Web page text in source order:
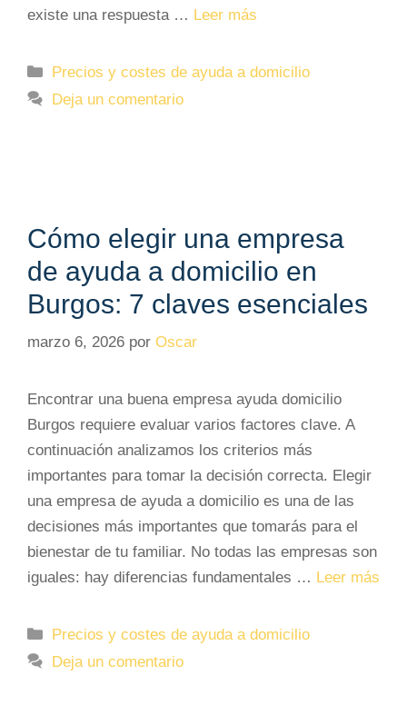
existe una respuesta … Leer más
Categorías
Precios y costes de ayuda a domicilio
Deja un comentario
Cómo elegir una empresa
de ayuda a domicilio en
Burgos: 7 claves esenciales
marzo 6, 2026 por Oscar
Encontrar una buena empresa ayuda domicilio
Burgos requiere evaluar varios factores clave. A
continuación analizamos los criterios más
importantes para tomar la decisión correcta. Elegir
una empresa de ayuda a domicilio es una de las
decisiones más importantes que tomarás para el
bienestar de tu familiar. No todas las empresas son
iguales: hay diferencias fundamentales … Leer más
Categorías
Precios y costes de ayuda a domicilio
Deja un comentario